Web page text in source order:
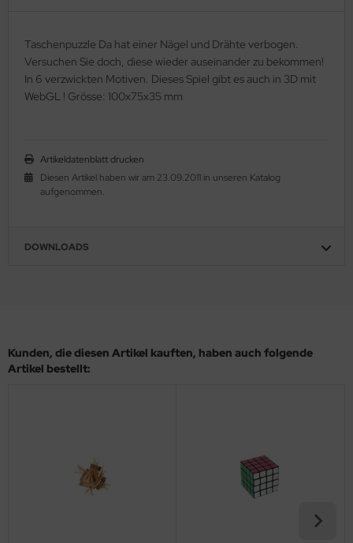
Taschenpuzzle Da hat einer Nägel und Drähte verbogen.
Versuchen Sie doch, diese wieder auseinander zu bekommen!
In 6 verzwickten Motiven. Dieses Spiel gibt es auch in 3D mit
WebGL ! Grösse: 100x75x35 mm
Artikeldatenblatt drucken
Diesen Artikel haben wir am 23.09.2011 in unseren Katalog
aufgenommen.
DOWNLOADS
Kunden, die diesen Artikel kauften, haben auch folgende
Artikel bestellt: